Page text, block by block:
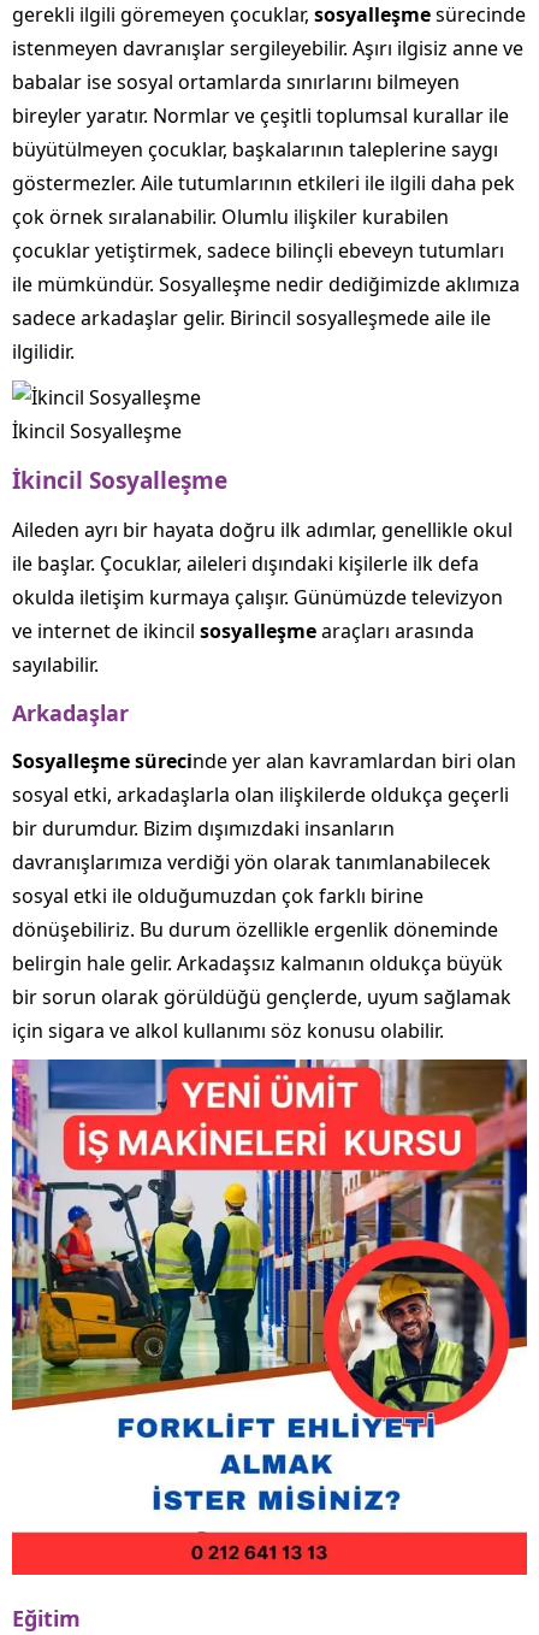
gerekli ilgili göremeyen çocuklar, sosyalleşmesürecinde
istenmeyen davranışlar sergileyebilir. Aşırı ilgisiz anne ve
babalar ise sosyal ortamlarda sınırlarını bilmeyen
bireyler yaratır. Normlar ve çeşitli toplumsal kurallar ile
büyütülmeyen çocuklar, başkalarının taleplerine saygı
göstermezler. Aile tutumlarının etkileri ile ilgili daha pek
çok örnek sıralanabilir. Olumlu ilişkiler kurabilen
çocuklar yetiştirmek, sadece bilinçli ebeveyn tutumları
ile mümkündür. Sosyalleşme nedir dediğimizde aklımıza
sadece arkadaşlar gelir. Birincil sosyalleşmede aile ile
ilgilidir.
İkincil Sosyalleşme
İkincil Sosyalleşme
Aileden ayrı bir hayata doğru ilk adımlar, genellikle okul
ile başlar. Çocuklar, aileleri dışındaki kişilerle ilk defa
okulda iletişim kurmaya çalışır. Günümüzde televizyon
ve internet de ikincil sosyalleşmearaçları arasında
sayılabilir.
Arkadaşlar
Sosyalleşme sürecinde yer alan kavramlardan biri olan
sosyal etki, arkadaşlarla olan ilişkilerde oldukça geçerli
bir durumdur. Bizim dışımızdaki insanların
davranışlarımıza verdiği yön olarak tanımlanabilecek
sosyal etki ile olduğumuzdan çok farklı birine
dönüşebiliriz. Bu durum özellikle ergenlik döneminde
belirgin hale gelir. Arkadaşsız kalmanın oldukça büyük
bir sorun olarak görüldüğü gençlerde, uyum sağlamak
için sigara ve alkol kullanımı söz konusu olabilir.
Eğitim